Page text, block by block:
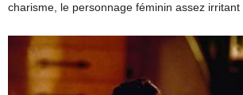
charisme, le personnage féminin assez